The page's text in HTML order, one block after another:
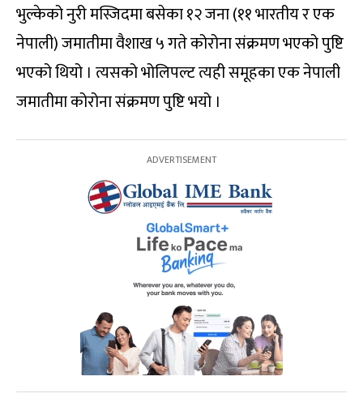
भुल्केको नुरी मस्जिदमा बसेका १२ जना (११ भारतीय र एक
नेपाली) जमातीमा वैशाख ५ गते कोरोना संक्रमण भएको पुष्टि
भएको थियो । त्यसको भोलिपल्ट त्यही समूहका एक नेपाली
जमातीमा कोरोना संक्रमण पुष्टि भयो ।